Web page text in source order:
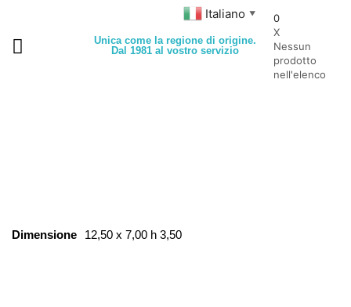
Italiano ▼
Unica come la regione di origine.
Dal 1981 al vostro servizio
0
X
Nessun
prodotto
nell'elenco
Dimensione 12,50 x 7,00 h 3,50